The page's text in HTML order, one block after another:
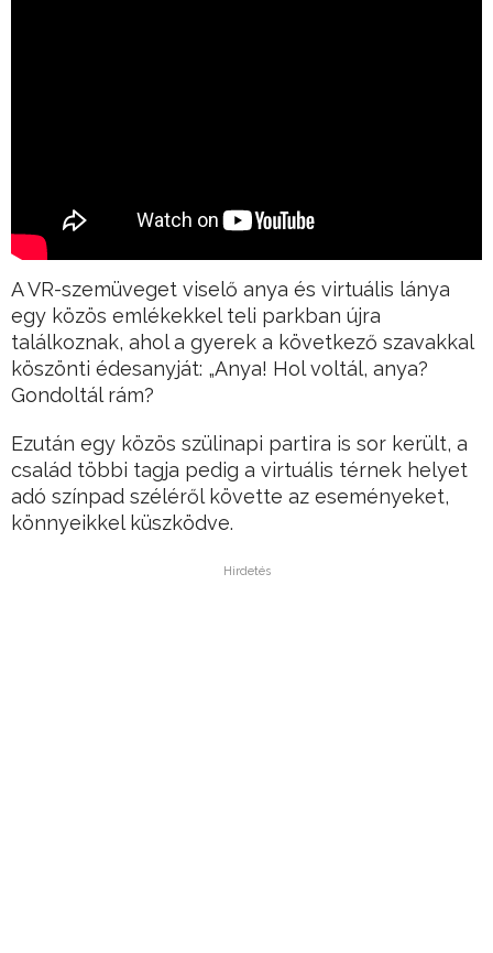
A VR-szemüveget viselő anya és virtuális lánya
egy közös emlékekkel teli parkban újra
találkoznak, ahol a gyerek a következő szavakkal
köszönti édesanyját: „Anya! Hol voltál, anya?
Gondoltál rám?
Ezután egy közös szülinapi partira is sor került, a
család többi tagja pedig a virtuális térnek helyet
adó színpad széléről követte az eseményeket,
könnyeikkel küszködve.
Hirdetés